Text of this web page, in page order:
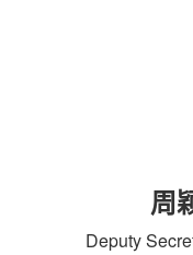
周
Deputy